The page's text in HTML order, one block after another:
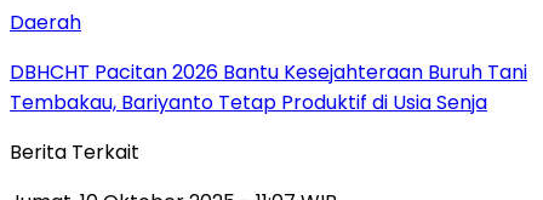
Daerah
DBHCHT Pacitan 2026 Bantu Kesejahteraan Buruh Tani
Tembakau, Bariyanto Tetap Produktif di Usia Senja
Berita Terkait